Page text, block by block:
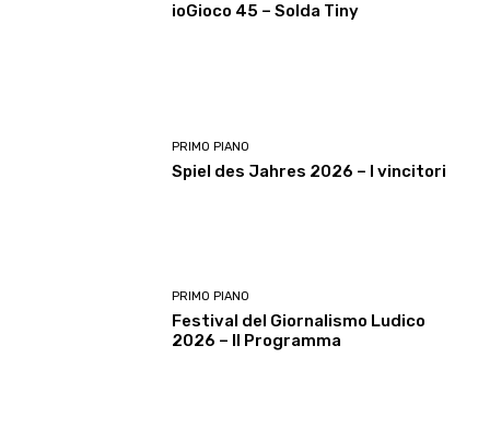
ioGioco 45 – Solda Tiny
PRIMO PIANO
Spiel des Jahres 2026 – I vincitori
PRIMO PIANO
Festival del Giornalismo Ludico
2026 – Il Programma